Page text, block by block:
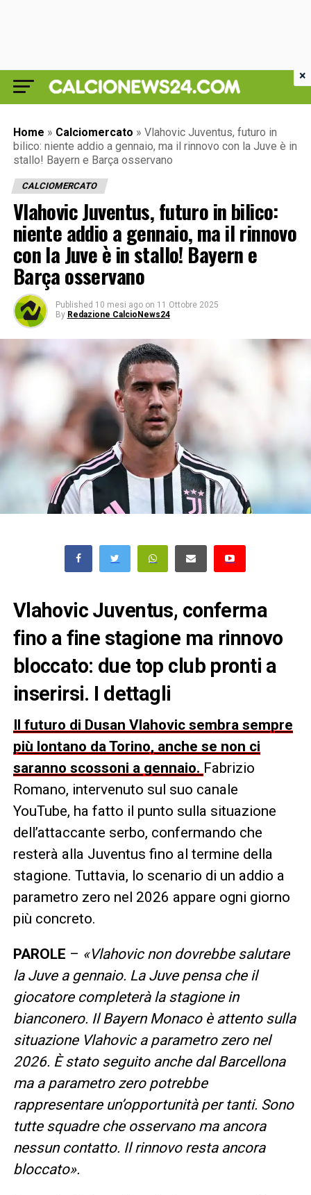
Home » Calciomercato » Vlahovic Juventus, futuro in
bilico: niente addio a gennaio, ma il rinnovo con la Juve è in
stallo! Bayern e Barça osservano
CALCIOMERCATO
Vlahovic Juventus, futuro in bilico:
niente addio a gennaio, ma il rinnovo
con la Juve è in stallo! Bayern e
Barça osservano
Published 10 mesi ago on 11 Ottobre 2025
By Redazione CalcioNews24
Vlahovic Juventus, conferma
fino a fine stagione ma rinnovo
bloccato: due top club pronti a
inserirsi. I dettagli
Il futuro di Dusan Vlahovic sembra sempre
più lontano da Torino, anche se non ci
saranno scossoni a gennaio. Fabrizio
Romano, intervenuto sul suo canale
YouTube, ha fatto il punto sulla situazione
dell’attaccante serbo, confermando che
resterà alla Juventus fino al termine della
stagione. Tuttavia, lo scenario di un addio a
parametro zero nel 2026 appare ogni giorno
più concreto.
PAROLE – «Vlahovic non dovrebbe salutare
la Juve a gennaio. La Juve pensa che il
giocatore completerà la stagione in
bianconero. Il Bayern Monaco è attento sulla
situazione Vlahovic a parametro zero nel
2026. È stato seguito anche dal Barcellona
ma a parametro zero potrebbe
rappresentare un’opportunità per tanti. Sono
tutte squadre che osservano ma ancora
nessun contatto. Il rinnovo resta ancora
bloccato».
×